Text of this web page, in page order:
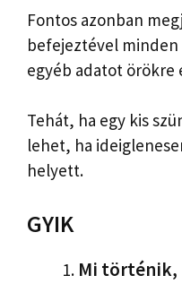
Fontos azonban
befejeztével
egyéb adatot örökre
Tehát, ha egy kis
lehet, ha
helyett.
GYIK
Mi történik,